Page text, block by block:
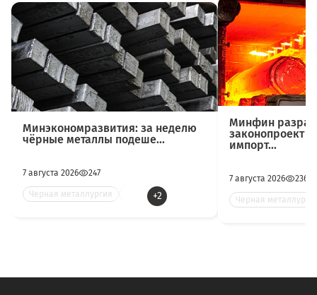
Минэкономразвития: за неделю
чёрные металлы подеше...
7 августа 2026 247
Черная металлургия +2
Минфин
законопроект
импорт...
7 августа 2026 236
Черная